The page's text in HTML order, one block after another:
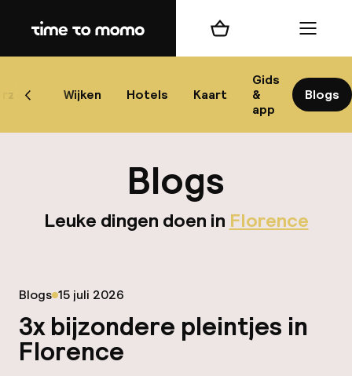
Home
Wijken Hotels Kaart
Gids
&
app
Blogs
Scroll naar links
Winkelmand Menu
Blogs
Leuke dingen doen in Florence
Blogs Gepubliceerd op
15 juli 2026
3x bijzondere pleintjes in
Florence